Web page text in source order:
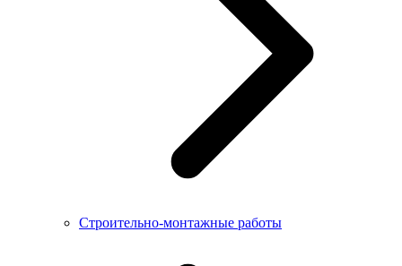
Строительно-монтажные работы